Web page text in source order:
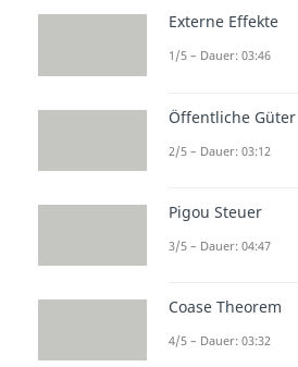
Funktionen
derselben
Studyflix
aus
Externe Effekte
1/5 – Dauer: 03:46
Öffentliche Güter
2/5 – Dauer: 03:12
Pigou Steuer
3/5 – Dauer: 04:47
Coase Theorem
4/5 – Dauer: 03:32